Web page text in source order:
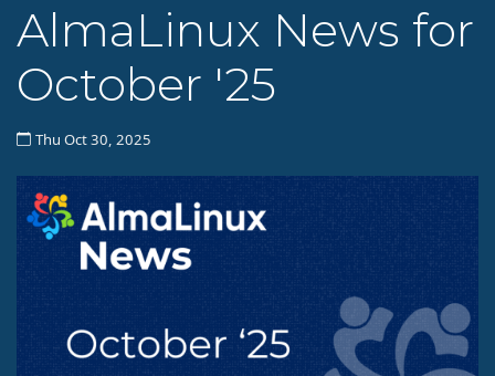
AlmaLinux News for
October '25
Thu Oct 30, 2025